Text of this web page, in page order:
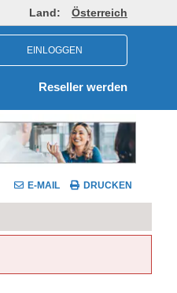
Land: Österreich
EINLOGGEN
Reseller werden
E-MAIL DRUCKEN